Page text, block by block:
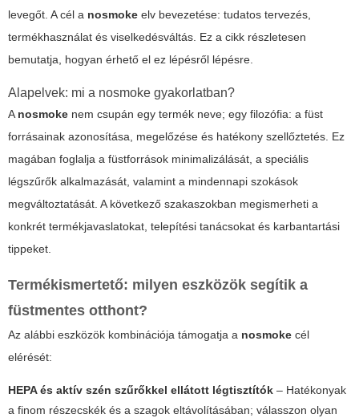
levegőt. A cél a nosmoke elv bevezetése: tudatos tervezés,
termékhasználat és viselkedésváltás. Ez a cikk részletesen
bemutatja, hogyan érhető el ez lépésről lépésre.
Alapelvek: mi a nosmoke gyakorlatban?
Anosmoke nem csupán egy termék neve; egy filozófia: a füst
forrásainak azonosítása, megelőzése és hatékony szellőztetés. Ez
magában foglalja a füstforrások minimalizálását, a speciális
légszűrők alkalmazását, valamint a mindennapi szokások
megváltoztatását. A következő szakaszokban megismerheti a
konkrét termékjavaslatokat, telepítési tanácsokat és karbantartási
tippeket.
Termékismertető: milyen eszközök segítik a
füstmentes otthont?
Az alábbi eszközök kombinációja támogatja a nosmoke cél
elérését:
HEPA és aktív szén szűrőkkel ellátott légtisztítók – Hatékonyak
a finom részecskék és a szagok eltávolításában; válasszon olyan